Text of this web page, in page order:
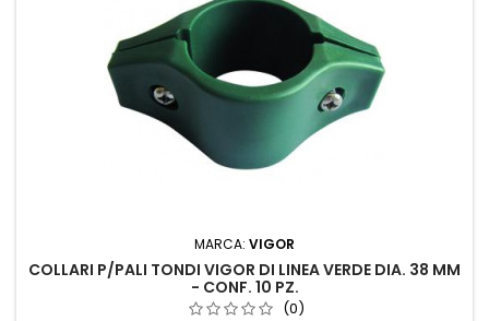
MARCA: VIGOR
COLLARI P/PALI TONDI VIGOR DI LINEA VERDE DIA. 38 MM
- CONF. 10 PZ.
(0)